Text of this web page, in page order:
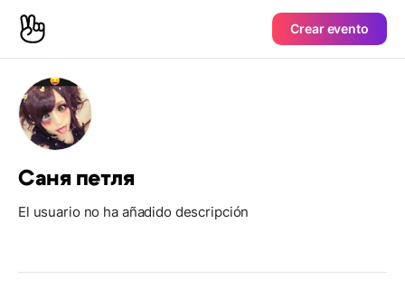
Crear evento
Саня петля
El usuario no ha añadido descripción